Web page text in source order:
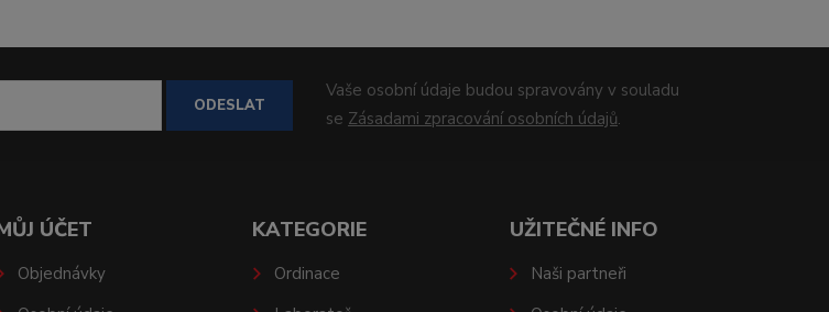
ODESLAT
Vaše osobní údaje budou spravovány v souladu
se Zásadami zpracování osobních údajů.
ÚČET
Objednávky
KATEGORIE
Ordinace
UŽITEČNÉ INFO
Naši partneři